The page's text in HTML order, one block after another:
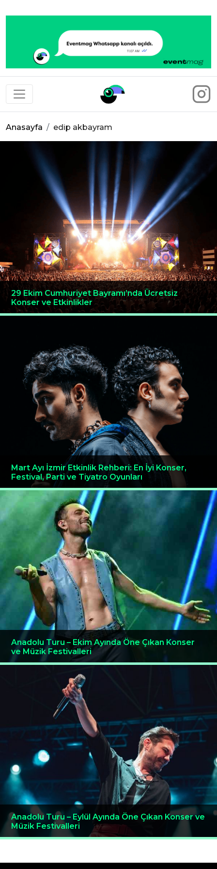
Eventmag
Anasayfa edip akbayram
29 Ekim Cumhuriyet Bayramı’nda Ücretsiz
Konser ve Etkinlikler
Mart Ayı İzmir Etkinlik Rehberi: En İyi Konser,
Festival, Parti ve Tiyatro Oyunları
Anadolu Turu – Ekim Ayında Öne Çıkan Konser
ve Müzik Festivalleri
Anadolu Turu – Eylül Ayında Öne Çıkan Konser ve
Müzik Festivalleri